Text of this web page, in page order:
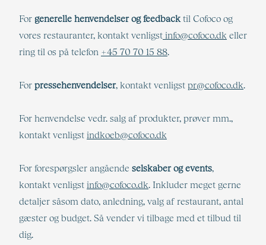
For generelle henvendelser og feedback til Cofoco og
vores restauranter, kontakt venligst info@cofoco.dk eller
ring til os på telefon +45 70 70 15 88.
For pressehenvendelser, kontakt venligst pr@cofoco.dk.
For henvendelse vedr. salg af produkter, prøver mm.,
kontakt venligst indkoeb@cofoco.dk
For forespørgsler angående selskaber og events,
kontakt venligst info@cofoco.dk. Inkluder meget gerne
detaljer såsom dato, anledning, valg af restaurant, antal
gæster og budget. Så vender vi tilbage med et tilbud til
dig.